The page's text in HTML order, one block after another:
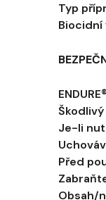
Typ
Biocidní
Je-li
Před
Obsah/